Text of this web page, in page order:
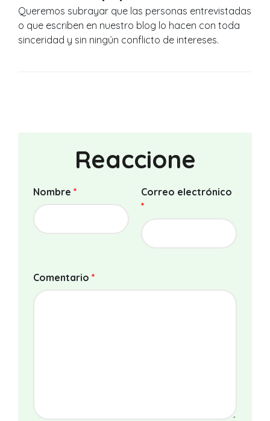
Queremos subrayar que las personas entrevistadas
o que escriben en nuestro blog lo hacen con toda
sinceridad y sin ningún conflicto de intereses.
Reaccione
Nombre *
Correo electrónico
*
Comentario *